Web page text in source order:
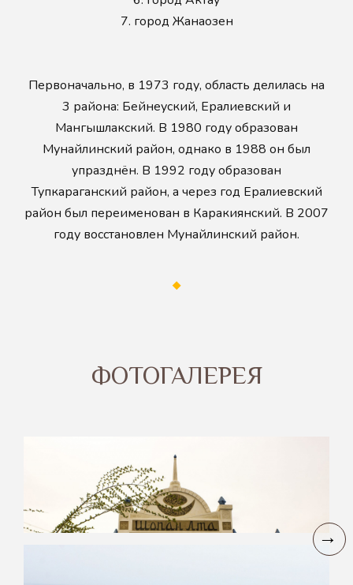
7. город Жанаозен
Первоначально, в 1973 году, область делилась на
3 района: Бейнеуский, Ералиевский и
Мангышлакский. В 1980 году образован
Мунайлинский район, однако в 1988 он был
упразднён. В 1992 году образован
Тупкараганский район, а через год Ералиевский
район был переименован в Каракиянский. В 2007
году восстановлен Мунайлинский район.
ФОТОГАЛЕРЕЯ